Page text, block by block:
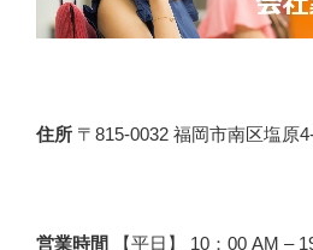
住所 〒815-0032 福岡市南区塩原
営業時間 【平日】 10：00 AM –